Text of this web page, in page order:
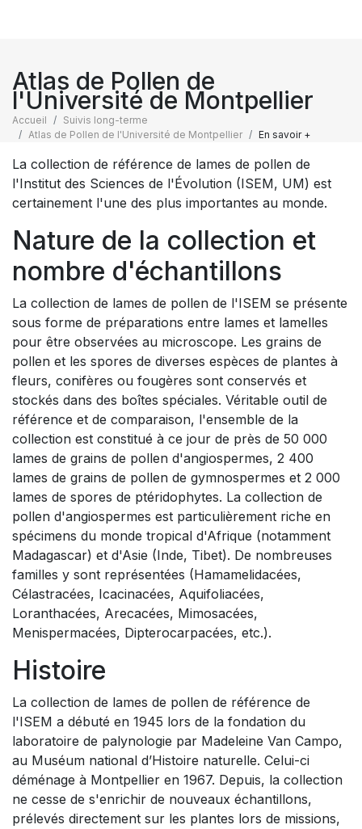
Atlas de Pollen de
l'Université de Montpellier
Accueil
Suivis long-terme
Atlas de Pollen de l'Université de Montpellier
En savoir +
La collection de référence de lames de pollen de
l'Institut des Sciences de l'Évolution (ISEM, UM) est
certainement l'une des plus importantes au monde.
Nature de la collection et
nombre d'échantillons
La collection de lames de pollen de l'ISEM se présente
sous forme de préparations entre lames et lamelles
pour être observées au microscope. Les grains de
pollen et les spores de diverses espèces de plantes à
fleurs, conifères ou fougères sont conservés et
stockés dans des boîtes spéciales. Véritable outil de
référence et de comparaison, l'ensemble de la
collection est constitué à ce jour de près de 50 000
lames de grains de pollen d'angiospermes, 2 400
lames de grains de pollen de gymnospermes et 2 000
lames de spores de ptéridophytes. La collection de
pollen d'angiospermes est particulièrement riche en
spécimens du monde tropical d'Afrique (notamment
Madagascar) et d'Asie (Inde, Tibet). De nombreuses
familles y sont représentées (Hamamelidacées,
Célastracées, Icacinacées, Aquifoliacées,
Loranthacées, Arecacées, Mimosacées,
Menispermacées, Dipterocarpacées, etc.).
Histoire
La collection de lames de pollen de référence de
l'ISEM a débuté en 1945 lors de la fondation du
laboratoire de palynologie par Madeleine Van Campo,
au Muséum national d’Histoire naturelle. Celui-ci
déménage à Montpellier en 1967. Depuis, la collection
ne cesse de s'enrichir de nouveaux échantillons,
prélevés directement sur les plantes lors de missions,